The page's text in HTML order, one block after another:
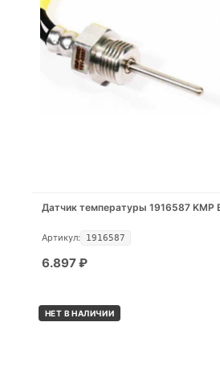
Датчик температуры 1916587 KMP
Артикул: 1916587
6.897₽
НЕТ В НАЛИЧИИ